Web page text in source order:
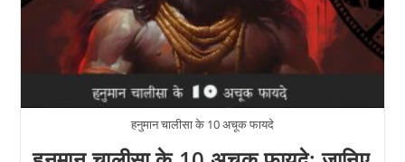
स्थिति,
विधि
व
सावधानियाँ
हनुमान चालीसा के 10 अचूक फायदे